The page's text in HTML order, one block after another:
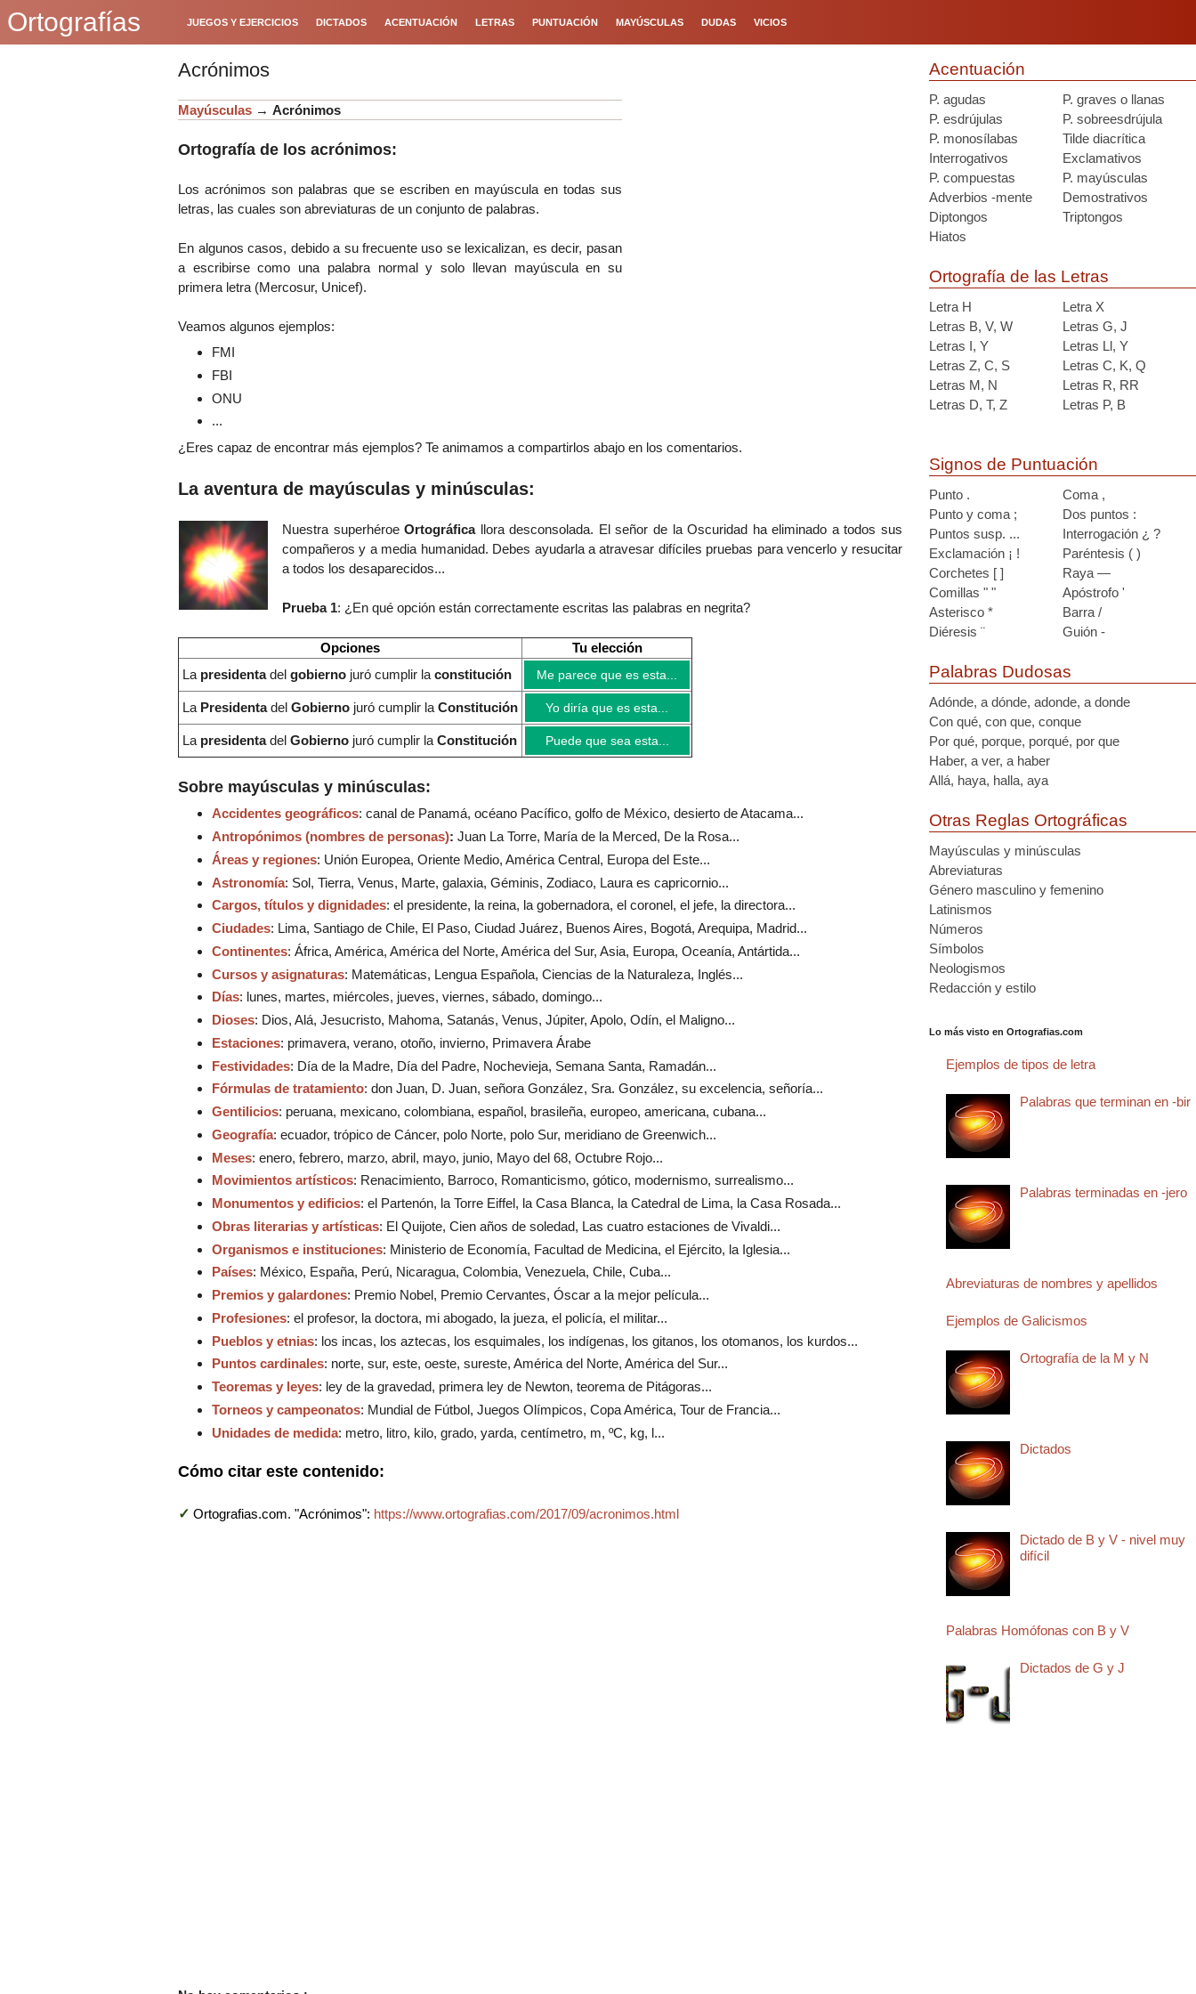
Ortografías JUEGOS Y EJERCICIOS DICTADOS ACENTUACIÓN LETRAS PUNTUACIÓN MAYÚSCULAS DUDAS VICIOS
Acrónimos
Mayúsculas → Acrónimos
Ortografía de los acrónimos:
Los acrónimos son palabras que se escriben en mayúscula en todas sus
letras, las cuales son abreviaturas de un conjunto de palabras.
En algunos casos, debido a su frecuente uso se lexicalizan, es decir, pasan
a escribirse como una palabra normal y solo llevan mayúscula en su
primera letra (Mercosur, Unicef).
Veamos algunos ejemplos:
FMI
FBI
ONU
...
¿Eres capaz de encontrar más ejemplos? Te animamos a compartirlos abajo en los comentarios.
La aventura de mayúsculas y minúsculas:
Nuestra superhéroeOrtográficallora desconsolada. El señor de la Oscuridad ha eliminado a todos sus
compañeros y a media humanidad. Debes ayudarla a atravesar difíciles pruebas para vencerlo y resucitar
a todos los desaparecidos...
Prueba 1: ¿En qué opción están correctamente escritas las palabras en negrita?
Opciones
Tu elección
La presidentadel gobierno juró cumplir la constitución Me parece que es esta...
La Presidentadel Gobierno juró cumplir la Constitución Yo diría que es esta...
La presidentadel Gobierno juró cumplir la Constitución Puede que sea esta...
Sobre mayúsculas y minúsculas:
Accidentes geográficos: canal de Panamá, océano Pacífico, golfo de México, desierto de Atacama...
Antropónimos (nombres de personas): Juan La Torre, María de la Merced, De la Rosa...
Áreas y regiones: Unión Europea, Oriente Medio, América Central, Europa del Este...
Astronomía: Sol, Tierra, Venus, Marte, galaxia, Géminis, Zodiaco, Laura es capricornio...
Cargos, títulos y dignidades: el presidente, la reina, la gobernadora, el coronel, el jefe, la directora...
Ciudades: Lima, Santiago de Chile, El Paso, Ciudad Juárez, Buenos Aires, Bogotá, Arequipa, Madrid...
Continentes: África, América, América del Norte, América del Sur, Asia, Europa, Oceanía, Antártida...
Cursos y asignaturas: Matemáticas, Lengua Española, Ciencias de la Naturaleza, Inglés...
Días: lunes, martes, miércoles, jueves, viernes, sábado, domingo...
Dioses: Dios, Alá, Jesucristo, Mahoma, Satanás, Venus, Júpiter, Apolo, Odín, el Maligno...
Estaciones: primavera, verano, otoño, invierno, Primavera Árabe
Festividades: Día de la Madre, Día del Padre, Nochevieja, Semana Santa, Ramadán...
Fórmulas de tratamiento: don Juan, D. Juan, señora González, Sra. González, su excelencia, señoría...
Gentilicios: peruana, mexicano, colombiana, español, brasileña, europeo, americana, cubana...
Geografía: ecuador, trópico de Cáncer, polo Norte, polo Sur, meridiano de Greenwich...
Meses: enero, febrero, marzo, abril, mayo, junio, Mayo del 68, Octubre Rojo...
Movimientos artísticos: Renacimiento, Barroco, Romanticismo, gótico, modernismo, surrealismo...
Monumentos y edificios: el Partenón, la Torre Eiffel, la Casa Blanca, la Catedral de Lima, la Casa Rosada...
Obras literarias y artísticas: El Quijote, Cien años de soledad, Las cuatro estaciones de Vivaldi...
Organismos e instituciones: Ministerio de Economía, Facultad de Medicina, el Ejército, la Iglesia...
Países: México, España, Perú, Nicaragua, Colombia, Venezuela, Chile, Cuba...
Premios y galardones: Premio Nobel, Premio Cervantes, Óscar a la mejor película...
Profesiones: el profesor, la doctora, mi abogado, la jueza, el policía, el militar...
Pueblos y etnias: los incas, los aztecas, los esquimales, los indígenas, los gitanos, los otomanos, los kurdos...
Puntos cardinales: norte, sur, este, oeste, sureste, América del Norte, América del Sur...
Teoremas y leyes: ley de la gravedad, primera ley de Newton, teorema de Pitágoras...
Torneos y campeonatos: Mundial de Fútbol, Juegos Olímpicos, Copa América, Tour de Francia...
Unidades de medida: metro, litro, kilo, grado, yarda, centímetro, m, ºC, kg, l...
Cómo citar este contenido:
✓ Ortografias.com. "Acrónimos": https://www.ortografias.com/2017/09/acronimos.html
Acentuación
P. agudas
P. graves o llanas
P. esdrújulas
P. sobreesdrújula
P. monosílabas
Tilde diacrítica
Interrogativos
Exclamativos
P. compuestas
P. mayúsculas
Adverbios -mente
Demostrativos
Diptongos
Triptongos
Hiatos
Ortografía de las Letras
Letra H
Letra X
Letras B, V, W
Letras G, J
Letras I, Y
Letras Ll, Y
Letras Z, C, S
Letras C, K, Q
Letras M, N
Letras R, RR
Letras D, T, Z
Letras P, B
Signos de Puntuación
Punto .
Coma ,
Punto y coma ;
Dos puntos :
Puntos susp. ...
Interrogación ¿ ?
Exclamación ¡ !
Paréntesis ( )
Corchetes [ ]
Raya —
Comillas " "
Apóstrofo '
Asterisco *
Barra /
Diéresis ¨
Guión -
Palabras Dudosas
Adónde, a dónde, adonde, a donde
Con qué, con que, conque
Por qué, porque, porqué, por que
Haber, a ver, a haber
Allá, haya, halla, aya
Otras Reglas Ortográficas
Mayúsculas y minúsculas
Abreviaturas
Género masculino y femenino
Latinismos
Números
Símbolos
Neologismos
Redacción y estilo
Lo más visto en Ortografias.com
Ejemplos de tipos de letra
Palabras que terminan en -bir
Palabras terminadas en -jero
Abreviaturas de nombres y apellidos
Ejemplos de Galicismos
Ortografía de la M y N
Dictados
Dictado de B y V - nivel muy
difícil
Palabras Homófonas con B y V
Dictados de G y J